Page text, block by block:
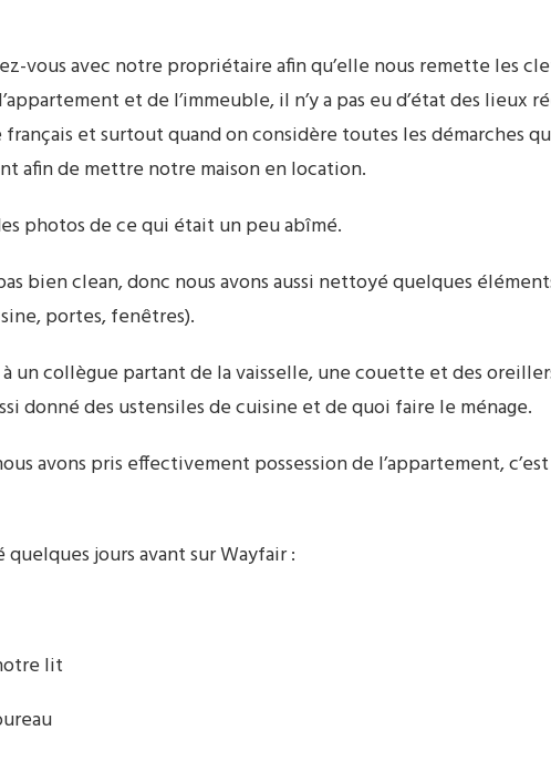
vous avec notre propriétaire afin qu’elle nous remette les
et de l’immeuble, il n’y a pas eu d’état des lieux
et surtout quand on considère toutes les démarches
afin de mettre notre maison en location.
photos de ce qui était un peu abîmé.
bien clean, donc nous avons aussi nettoyé quelques
portes, fenêtres).
un collègue partant de la vaisselle, une couette et des
donné des ustensiles de cuisine et de quoi faire le ménage.
avons pris effectivement possession de l’appartement,
quelques jours avant sur Wayfair :
lit